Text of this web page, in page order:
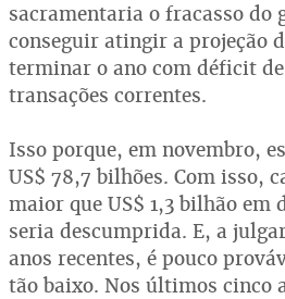
sacramentaria o fracasso do
conseguir atingir a projeção
terminar o ano com déficit
transações correntes.
Isso porque, em novembro,
US$ 78,7 bilhões. Com isso,
maior que US$ 1,3 bilhão em
seria descumprida. E, a
anos recentes, é pouco
tão baixo. Nos últimos cinco